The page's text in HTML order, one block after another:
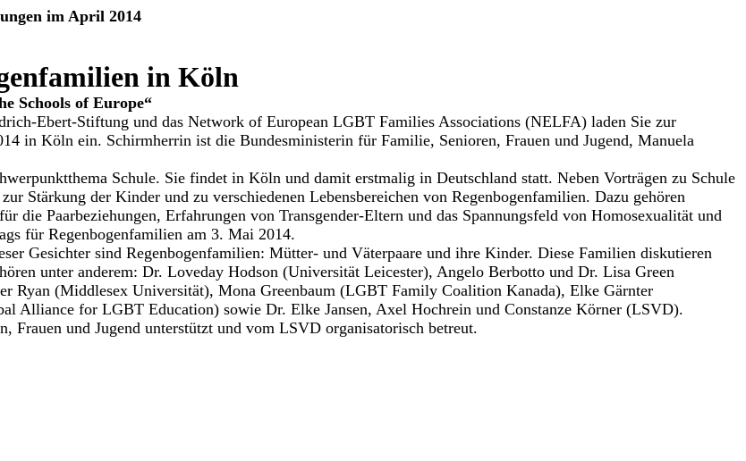
im April 2014
in Köln
Schools of Europe“
Ebert-Stiftung und das Network of European LGBT Families Associations (NELFA) laden Sie zur
in Köln ein. Schirmherrin ist die Bundesministerin für Familie, Senioren, Frauen und Jugend, Manuela
Schule. Sie findet in Köln und damit erstmalig in Deutschland statt. Neben Vorträgen zu Schule
Stärkung der Kinder und zu verschiedenen Lebensbereichen von Regenbogenfamilien. Dazu gehören
die Paarbeziehungen, Erfahrungen von Transgender-Eltern und das Spannungsfeld von Homosexualität und
für Regenbogenfamilien am 3. Mai 2014.
Gesichter sind Regenbogenfamilien: Mütter- und Väterpaare und ihre Kinder. Diese Familien diskutieren
unter anderem: Dr. Loveday Hodson (Universität Leicester), Angelo Berbotto und Dr. Lisa Green
(Middlesex Universität), Mona Greenbaum (LGBT Family Coalition Kanada), Elke Gärnter
Alliance for LGBT Education) sowie Dr. Elke Jansen, Axel Hochrein und Constanze Körner (LSVD).
und Jugend unterstützt und vom LSVD organisatorisch betreut.